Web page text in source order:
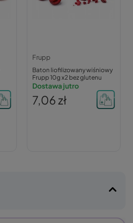
Frupp
Baton liofilizowany wiśniowy
Frupp 10g x2 bez glutenu
Dostawa jutro
7,06 zł